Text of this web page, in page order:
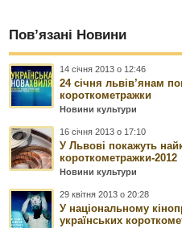
Пов’язані Новини
14 січня 2013 о 12:46
24 січня львів’янам
короткометражки
Новини культури
16 січня 2013 о 17:10
У Львові покажуть
короткометражки-2012
Новини культури
29 квітня 2013 о 20:28
У національному
українських